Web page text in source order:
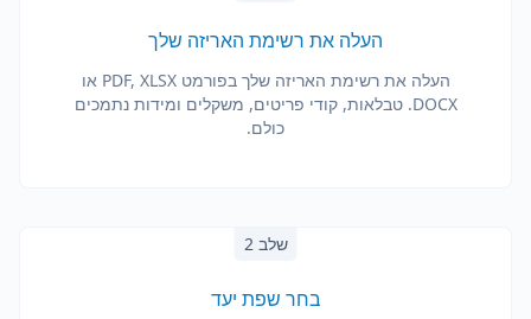
העלה את רשימת האריזה שלך
העלה את רשימת האריזה שלך בפורמט PDF, XLSX או
DOCX. טבלאות, קודי פריטים, משקלים ומידות נתמכים
כולם.
שלב 2
בחר שפת יעד